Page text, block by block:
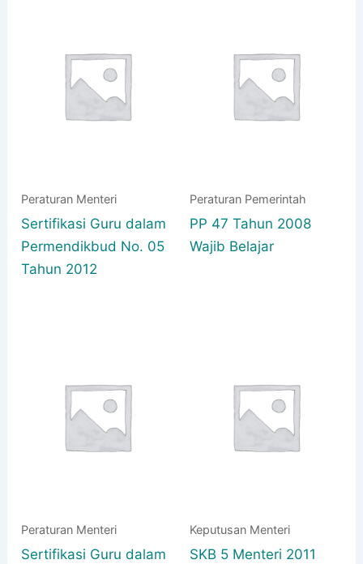
Peraturan Menteri
Sertifikasi Guru dalam
Permendikbud No. 05
Tahun 2012
Peraturan Pemerintah
PP 47 Tahun 2008
Wajib Belajar
Peraturan Menteri
Sertifikasi Guru dalam
Keputusan Menteri
SKB 5 Menteri 2011